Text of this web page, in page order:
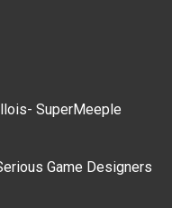
SuperMeeple
Game Designers